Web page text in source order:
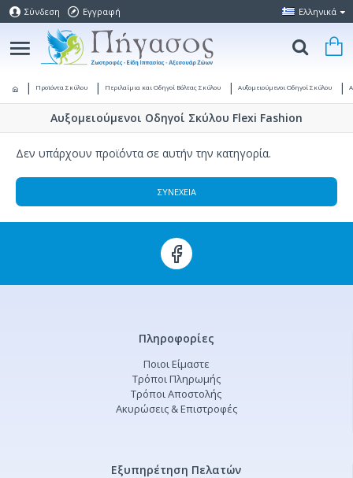
Σύνδεση Εγγραφή Ελληνικά
Προϊόντα Σκύλου Περιλαίμια και Οδηγοί Βόλτας Σκύλου Αυξομειούμενοι Οδηγοί Σκύλου
Αυξομειούμενοι Οδηγοί Σκύλου Flexi Fashion
Δεν υπάρχουν προϊόντα σε αυτήν την κατηγορία.
ΣΥΝΈΧΕΙΑ
Πληροφορίες
Ποιοι Είμαστε
Τρόποι Πληρωμής
Τρόποι Αποστολής
Ακυρώσεις & Επιστροφές
Εξυπηρέτηση Πελατών